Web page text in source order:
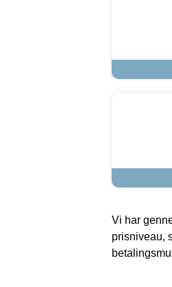
Vi har
prisniveau,